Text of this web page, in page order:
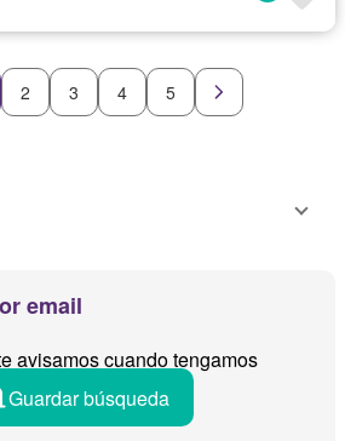
2 3 4 5
email
avisamos cuando tengamos
Guardar búsqueda